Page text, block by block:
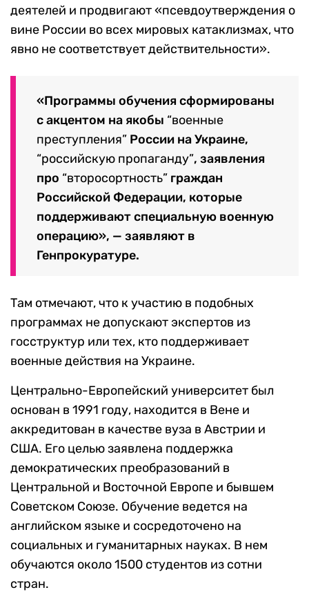
деятелей и продвигают «псевдоутверждения о
вине России во всех мировых катаклизмах, что
явно не соответствует действительности».
«Программы обучения сформированы
с акцентом на якобы “военные
преступления” России на Украине,
“российскую пропаганду”, заявления
про “второсортность” граждан
Российской Федерации, которые
поддерживают специальную военную
операцию», — заявляют в
Генпрокуратуре.
Там отмечают, что к участию в подобных
программах не допускают экспертов из
госструктур или тех, кто поддерживает
военные действия на Украине.
Центрально-Европейский университет был
основан в 1991 году, находится в Вене и
аккредитован в качестве вуза в Австрии и
США. Его целью заявлена поддержка
демократических преобразований в
Центральной и Восточной Европе и бывшем
Советском Союзе. Обучение ведется на
английском языке и сосредоточено на
социальных и гуманитарных науках. В нем
обучаются около 1500 студентов из сотни
стран.